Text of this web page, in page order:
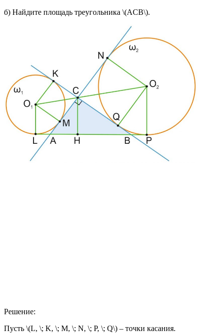
б) Найдите площадь треугольника \(ACB\).
Решение:
Пусть \(L, \; K, \; M, \; N, \; P, \; Q\) – точки касания.